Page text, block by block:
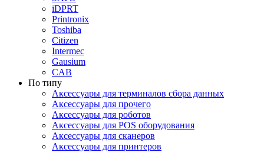
iDPRT
Printronix
Toshiba
Citizen
Intermec
Gausium
CAB
По типу
Аксессуары для терминалов сбора данных
Аксессуары для прочего
Аксессуары для роботов
Аксессуары для POS оборудования
Аксессуары для сканеров
Аксессуары для принтеров